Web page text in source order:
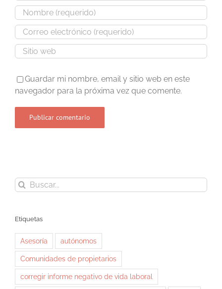
Guardar mi nombre, email y sitio web en este
navegador para la próxima vez que comente.
Buscar:
Etiquetas
Asesoría autónomos
Comunidades de propietarios
corregir informe negativo de vida laboral